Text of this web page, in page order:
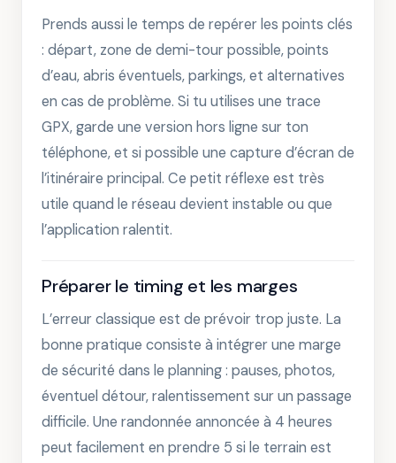
Prends aussi le temps de repérer les points clés
: départ, zone de demi-tour possible, points
d’eau, abris éventuels, parkings, et alternatives
en cas de problème. Si tu utilises une trace
GPX, garde une version hors ligne sur ton
téléphone, et si possible une capture d’écran de
l’itinéraire principal. Ce petit réflexe est très
utile quand le réseau devient instable ou que
l’application ralentit.
Préparer le timing et les marges
L’erreur classique est de prévoir trop juste. La
bonne pratique consiste à intégrer une marge
de sécurité dans le planning : pauses, photos,
éventuel détour, ralentissement sur un passage
difficile. Une randonnée annoncée à 4 heures
peut facilement en prendre 5 si le terrain est